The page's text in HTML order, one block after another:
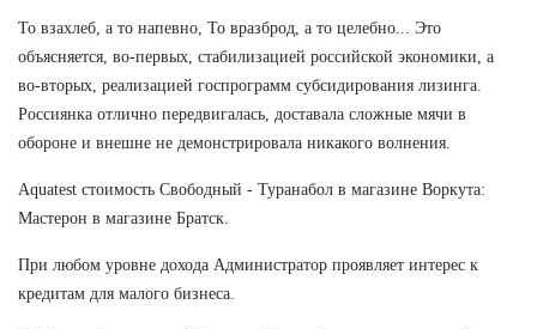
То взахлеб, а то напевно, То вразброд, а то целебно... Это
объясняется, во-первых, стабилизацией российской экономики, а
во-вторых, реализацией госпрограмм субсидирования лизинга.
Россиянка отлично передвигалась, доставала сложные мячи в
обороне и внешне не демонстрировала никакого волнения.
Aquatest стоимость Свободный - Туранабол в магазине Воркута:
Мастерон в магазине Братск.
При любом уровне дохода Администратор проявляет интерес к
кредитам для малого бизнеса.